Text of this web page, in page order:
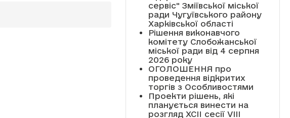
сервіс" Зміївської міської
ради Чугуївського району
Харківської області
Рішення виконавчого
комітету Слобожанської
міської ради від 4 серпня
2026 року
ОГОЛОШЕННЯ про
проведення відкритих
торгів з Особливостями
Проекти рішень, які
планується винести на
розгляд XCII сесії VІІІ